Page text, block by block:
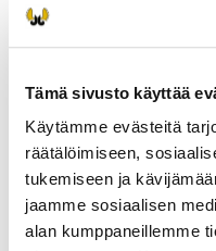
Tämä sivusto käyttää
Käytämme evästeitä
räätälöimiseen,
tukemiseen ja
jaamme sosiaalisen
alan kumppaneillemme
tai haitallisten vieraslajien
toiselle aiheuttamat
poliisin tai hätäkeskuksen
organisoidussa eläimen
lopettamistehtävässä.
riistakeskuksen tekemiä
Metsästäjän